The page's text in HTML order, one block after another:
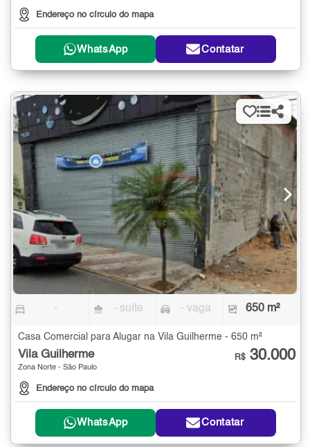
Endereço no círculo do mapa
WhatsApp Contatar
- - suíte - vaga 650 m²
Casa Comercial para Alugar na Vila Guilherme - 650 m²
Vila Guilherme
Zona Norte - São Paulo
Endereço no círculo do mapa
R$ 30.000
WhatsApp Contatar